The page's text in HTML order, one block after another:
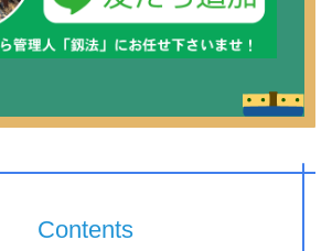
Contents